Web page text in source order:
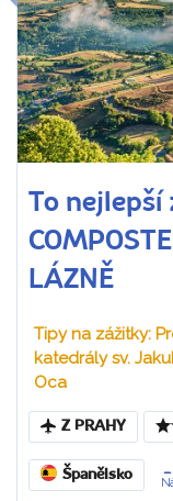
To nejlepší
LÁZNĚ
Tipy na zážitky:
katedrály sv.
Oca
Z PRAHY
Španělsko